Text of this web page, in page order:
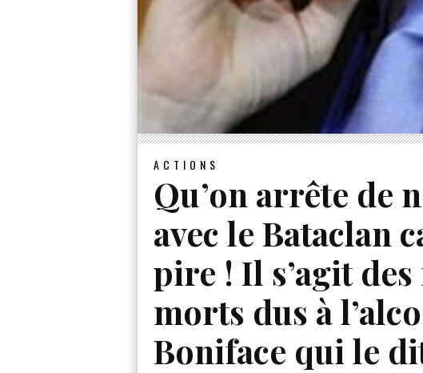
ACTIONS
Qu’on arrête de
avec le Bataclan
pire ! Il s’agit
morts dus à
Boniface qui le